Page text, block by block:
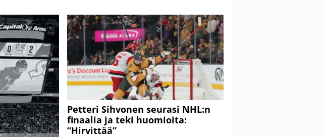
Petteri Sihvonen seurasi NHL:n
finaalia ja teki huomioita:
”Hirvittää”